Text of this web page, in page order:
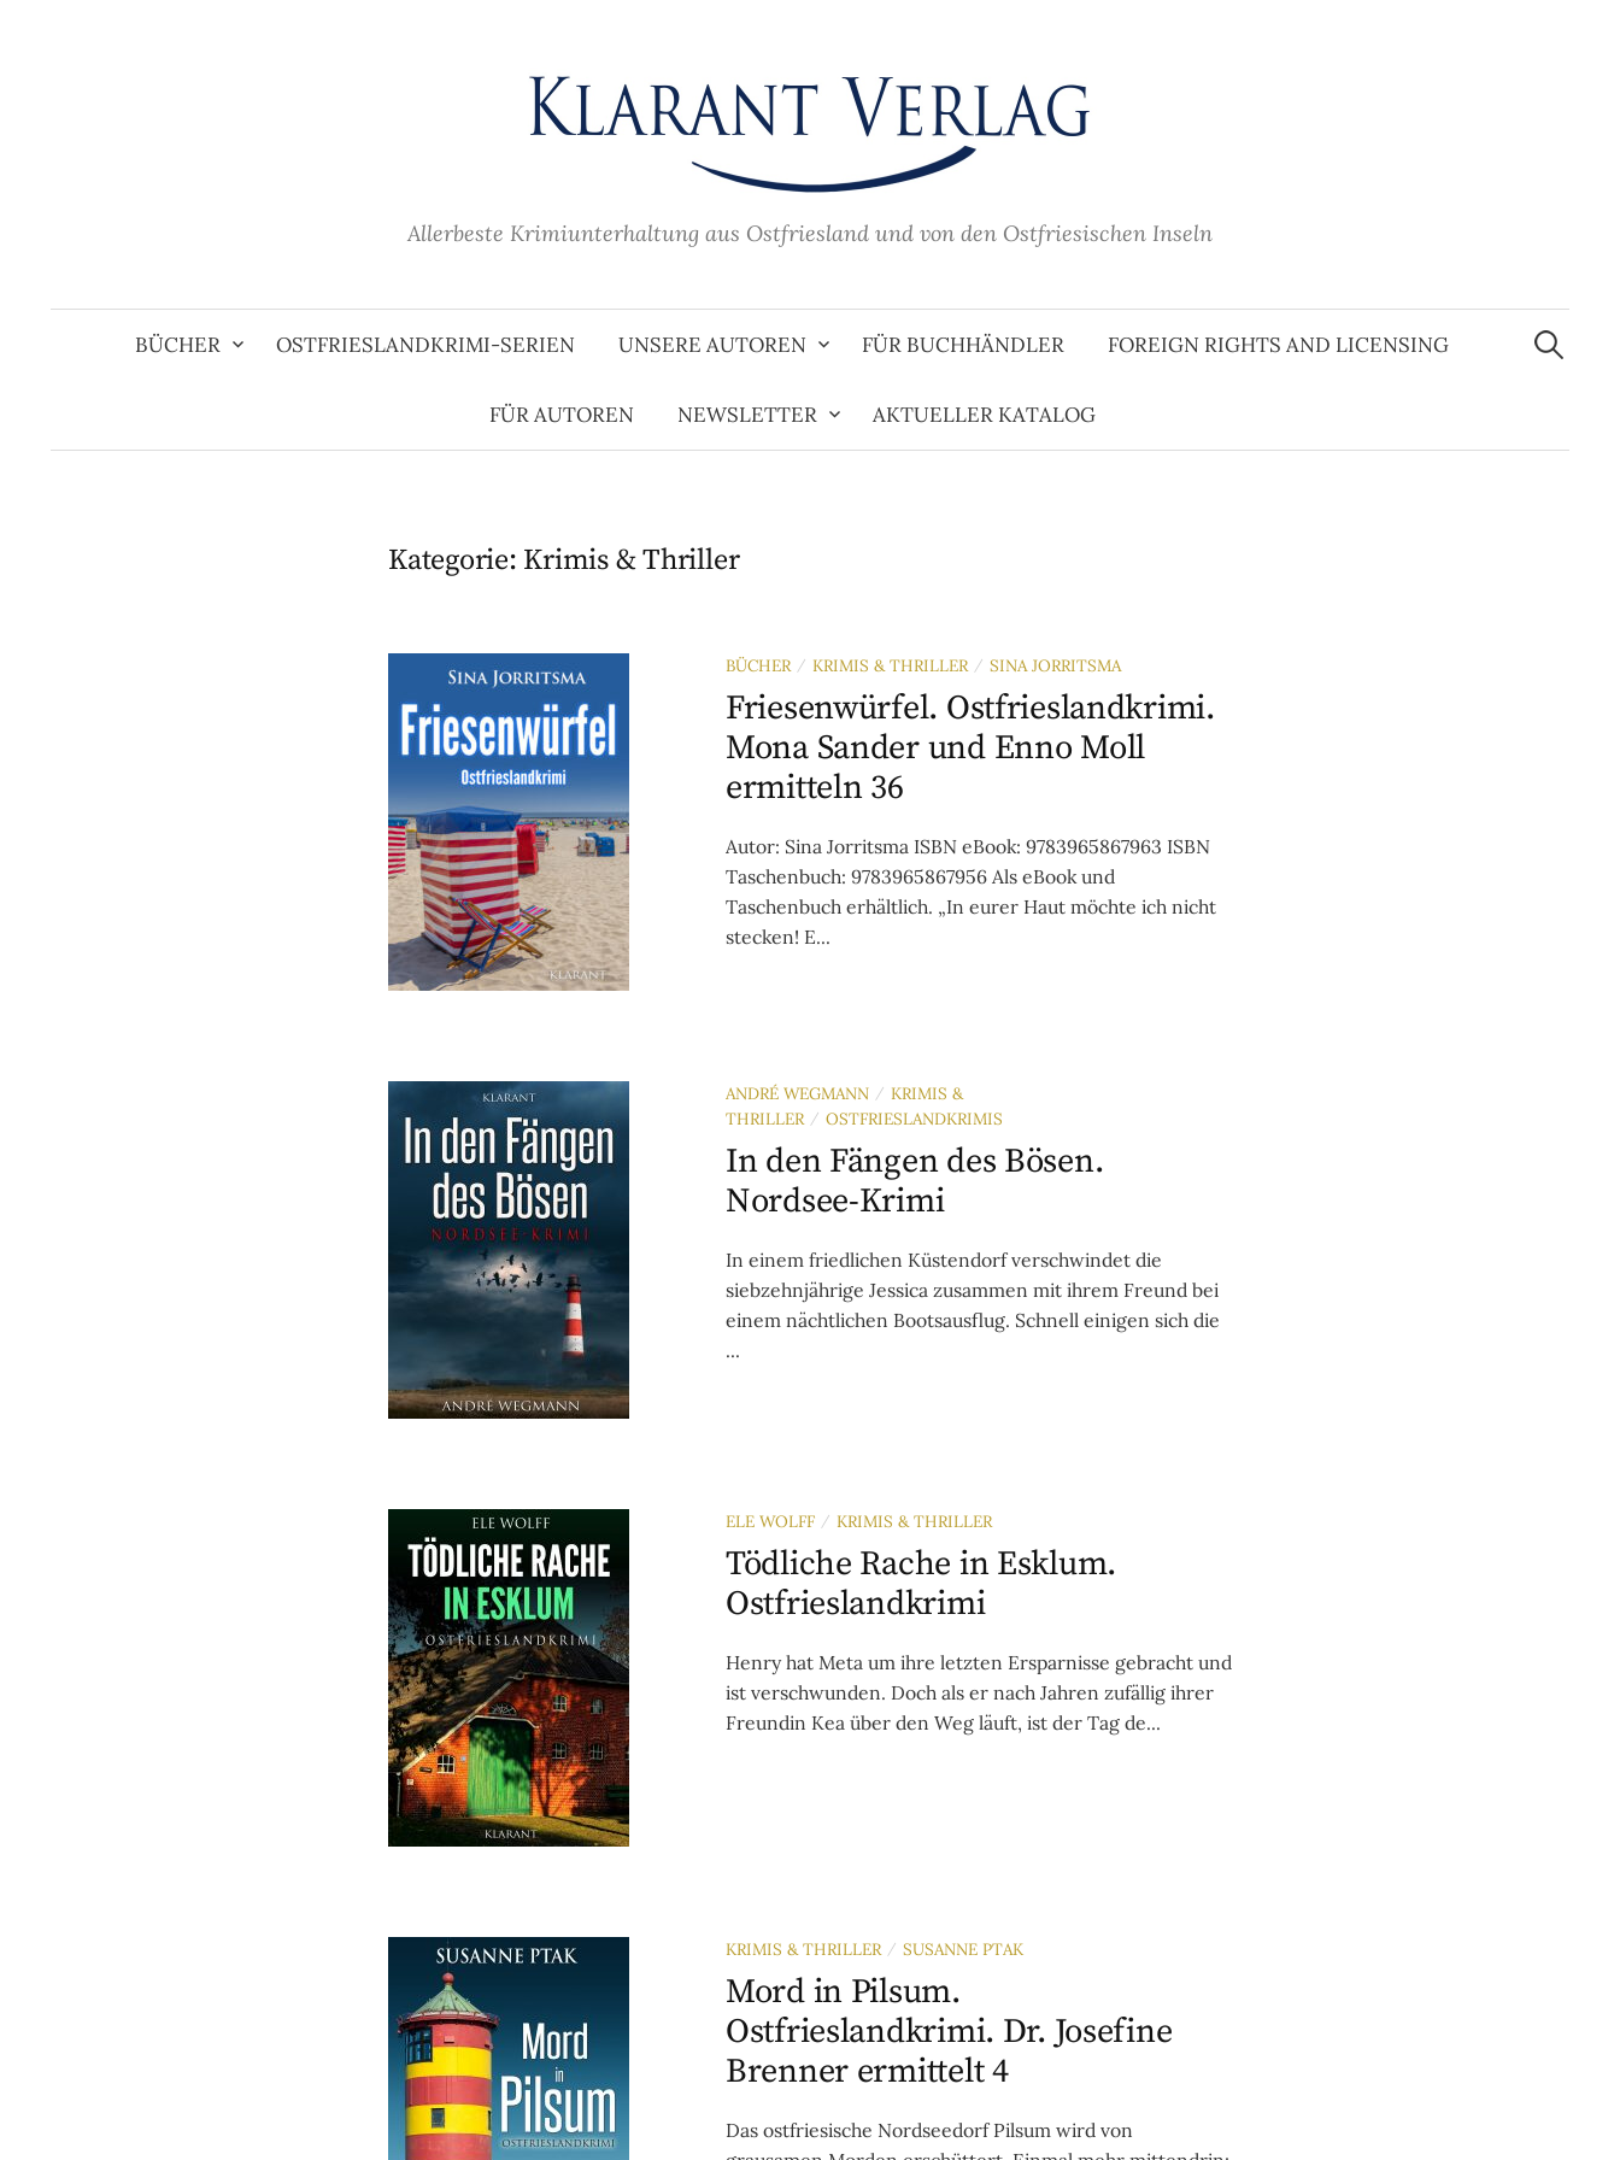
Allerbeste Krimiunterhaltung aus Ostfriesland und von den Ostfriesischen Inseln
BÜCHER OSTFRIESLANDKRIMI-SERIEN UNSERE AUTOREN FÜR BUCHHÄNDLER FOREIGN RIGHTS AND LICENSING
FÜR AUTOREN NEWSLETTER AKTUELLER KATALOG
Suche
nach:
Kategorie: Krimis & Thriller
BÜCHER / KRIMIS & THRILLER / SINA JORRITSMA
Friesenwürfel. Ostfrieslandkrimi.
Mona Sander und Enno Moll
ermitteln 36
Autor: Sina Jorritsma ISBN eBook: 9783965867963 ISBN
Taschenbuch: 9783965867956 Als eBook und
Taschenbuch erhältlich. „In eurer Haut möchte ich nicht
stecken! E...
ANDRÉ WEGMANN / KRIMIS &
THRILLER / OSTFRIESLANDKRIMIS
In den Fängen des Bösen.
Nordsee-Krimi
In einem friedlichen Küstendorf verschwindet die
siebzehnjährige Jessica zusammen mit ihrem Freund bei
einem nächtlichen Bootsausflug. Schnell einigen sich die
...
ELE WOLFF / KRIMIS & THRILLER
Tödliche Rache in Esklum.
Ostfrieslandkrimi
Henry hat Meta um ihre letzten Ersparnisse gebracht und
ist verschwunden. Doch als er nach Jahren zufällig ihrer
Freundin Kea über den Weg läuft, ist der Tag de...
KRIMIS & THRILLER / SUSANNE PTAK
Mord in Pilsum.
Ostfrieslandkrimi. Dr. Josefine
Brenner ermittelt 4
Das ostfriesische Nordseedorf Pilsum wird von